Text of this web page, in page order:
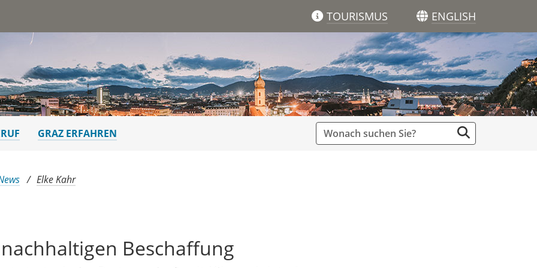
TOURISMUS ENGLISH
GRAZ ERFAHREN
Elke Kahr
Beschaffung